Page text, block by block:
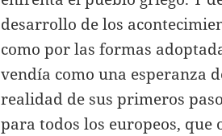
desarrollo de los
como por las formas
vendía como una esperanza
realidad de sus primeros
para todos los europeos,